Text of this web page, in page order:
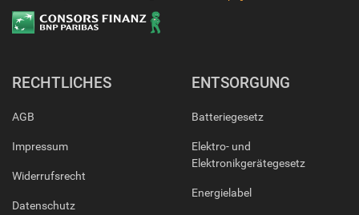
RECHTLICHES
AGB
Impressum
Widerrufsrecht
Datenschutz
ENTSORGUNG
Batteriegesetz
Elektro- und
Elektronikgerätegesetz
Energielabel